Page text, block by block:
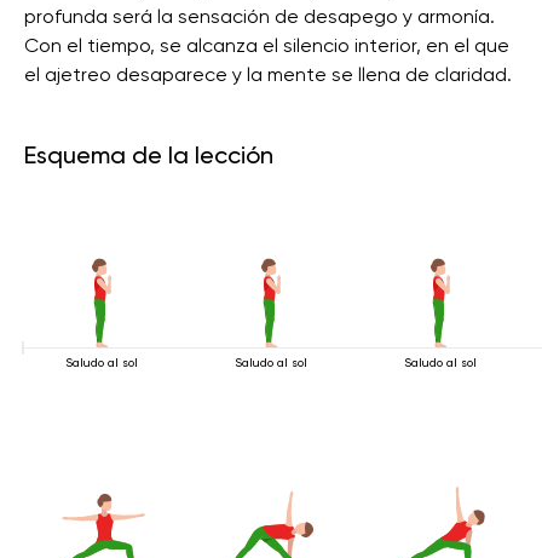
profunda será la sensación de desapego y armonía.
Con el tiempo, se alcanza el silencio interior, en el que
el ajetreo desaparece y la mente se llena de claridad.
Esquema de la lección
Saludo al sol Saludo al sol Saludo al sol